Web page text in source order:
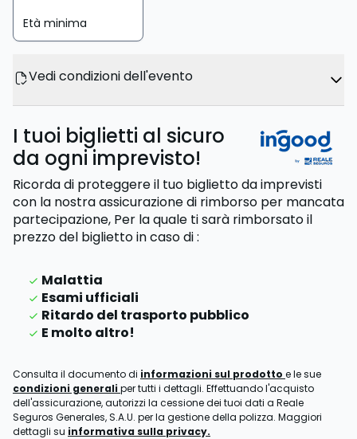
Età minima
Vedi condizioni dell'evento
I tuoi biglietti al sicuro
da ogni imprevisto!
Ricorda di proteggere il tuo biglietto da imprevisti
con la nostra assicurazione di rimborso per mancata
partecipazione, Per la quale ti sarà rimborsato il
prezzo del bigliettoin caso di:
Malattia
Esami ufficiali
Ritardo del trasporto pubblico
E molto altro!
Consulta il documento di informazioni sul prodotto e le sue
condizioni generali per tutti i dettagli. Effettuando l'acquisto
dell'assicurazione, autorizzi la cessione dei tuoi dati a Reale
Seguros Generales, S.A.U. per la gestione della polizza. Maggiori
dettagli su informativa sulla privacy.